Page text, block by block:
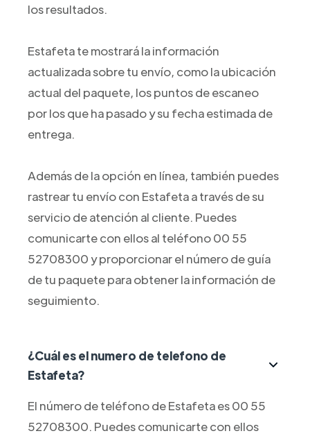
los resultados.
Estafeta te mostrará la información
actualizada sobre tu envío, como la ubicación
actual del paquete, los puntos de escaneo
por los que ha pasado y su fecha estimada de
entrega.
Además de la opción en línea, también puedes
rastrear tu envío con Estafeta a través de su
servicio de atención al cliente. Puedes
comunicarte con ellos al teléfono 00 55
52708300 y proporcionar el número de guía
de tu paquete para obtener la información de
seguimiento.
¿Cuál es el numero de telefono de
Estafeta?
El número de teléfono de Estafeta es 00 55
52708300. Puedes comunicarte con ellos